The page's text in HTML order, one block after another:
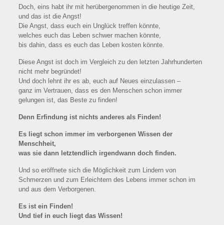
Doch, eins habt ihr mit herübergenommen in die heutige Zeit,
und das ist die Angst!
Die Angst, dass euch ein Unglück treffen könnte,
welches euch das Leben schwer machen könnte,
bis dahin, dass es euch das Leben kosten könnte.
Diese Angst ist doch im Vergleich zu den letzten Jahrhunderten
nicht mehr begründet!
Und doch lehnt ihr es ab, euch auf Neues einzulassen –
ganz im Vertrauen, dass es den Menschen schon immer
gelungen ist, das Beste zu finden!
Denn Erfindung ist nichts anderes als Finden!
Es liegt schon immer im verborgenen Wissen der
Menschheit,
was sie dann letztendlich irgendwann doch finden.
Und so eröffnete sich die Möglichkeit zum Lindern von
Schmerzen und zum Erleichtern des Lebens immer schon im
und aus dem Verborgenen.
Es ist ein Finden!
Und tief in euch liegt das Wissen!